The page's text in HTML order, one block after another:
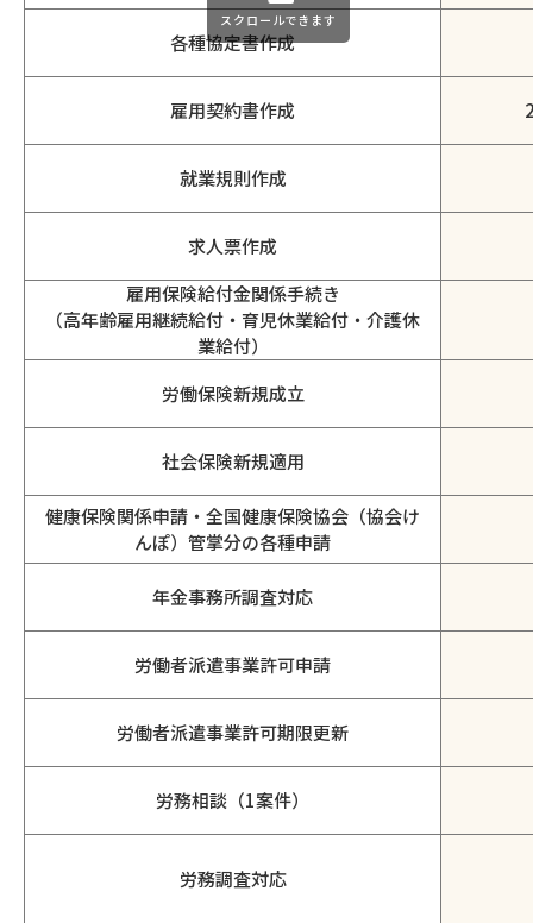
各種協定書作成
雇用契約書作成
就業規則作成
求人票作成
雇用保険給付金関係手続き
（高年齢雇用継続給付・育児休業給付・介護休
業給付）
労働保険新規成立
社会保険新規適用
健康保険関係申請・全国健康保険協会（協会け
んぽ）管掌分の各種申請
年金事務所調査対応
労働者派遣事業許可申請
労働者派遣事業許可期限更新
労務相談（1案件）
労務調査対応
スクロールできます